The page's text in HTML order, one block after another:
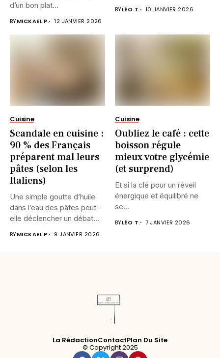
d’un bon plat...
BYMICKAEL P. 12 JANVIER 2026
BYLÉO T. 10 JANVIER 2026
Cuisine
Scandale en cuisine :
90 % des Français
préparent mal leurs
pâtes (selon les
Italiens)
Une simple goutte d’huile
dans l’eau des pâtes peut-
elle déclencher un débat...
BYMICKAEL P. 9 JANVIER 2026
Cuisine
Oubliez le café : cette
boisson régule
mieux votre glycémie
(et surprend)
Et si la clé pour un réveil
énergique et équilibré ne
se...
BYLÉO T. 7 JANVIER 2026
La RédactionContactPlan Du Site
© Copyright 2025